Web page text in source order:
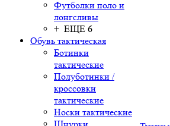
Футболки поло и
лонгсливы
+ ЕЩЕ 6
Обувь тактическая
Ботинки
тактические
Полуботинки /
кроссовки
тактические
Носки тактические